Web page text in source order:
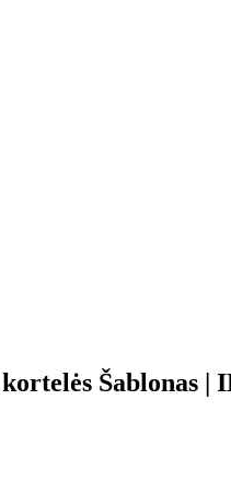
Šablonas |